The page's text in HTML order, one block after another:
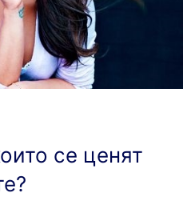
се ценят